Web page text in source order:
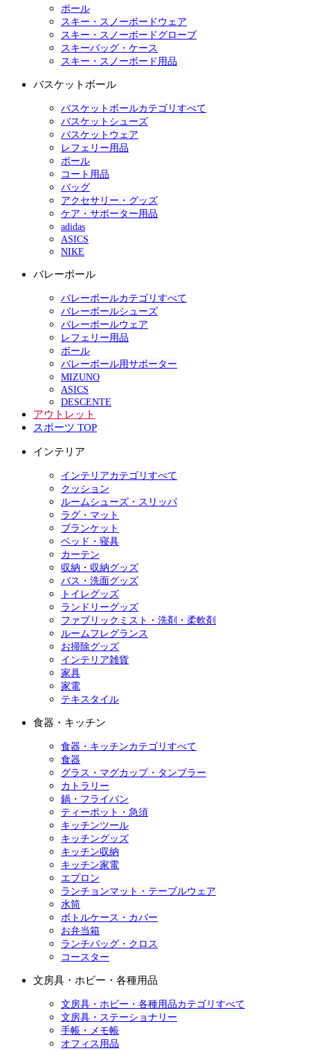
ポール
スキー・スノーボードウェア
スキー・スノーボードグローブ
スキーバッグ・ケース
スキー・スノーボード用品
バスケットボール
バスケットボールカテゴリすべて
バスケットシューズ
バスケットウェア
レフェリー用品
ボール
コート用品
バッグ
アクセサリー・グッズ
ケア・サポーター用品
adidas
ASICS
NIKE
バレーボール
バレーボールカテゴリすべて
バレーボールシューズ
バレーボールウェア
レフェリー用品
ボール
バレーボール用サポーター
MIZUNO
ASICS
DESCENTE
アウトレット
スポーツ TOP
インテリア
インテリアカテゴリすべて
クッション
ルームシューズ・スリッパ
ラグ・マット
ブランケット
ベッド・寝具
カーテン
収納・収納グッズ
バス・洗面グッズ
トイレグッズ
ランドリーグッズ
ファブリックミスト・洗剤・柔軟剤
ルームフレグランス
お掃除グッズ
インテリア雑貨
家具
家電
テキスタイル
食器・キッチン
食器・キッチンカテゴリすべて
食器
グラス・マグカップ・タンブラー
カトラリー
鍋・フライパン
ティーポット・急須
キッチンツール
キッチングッズ
キッチン収納
キッチン家電
エプロン
ランチョンマット・テーブルウェア
水筒
ボトルケース・カバー
お弁当箱
ランチバッグ・クロス
コースター
文房具・ホビー・各種用品
文房具・ホビー・各種用品カテゴリすべて
文房具・ステーショナリー
手帳・メモ帳
オフィス用品